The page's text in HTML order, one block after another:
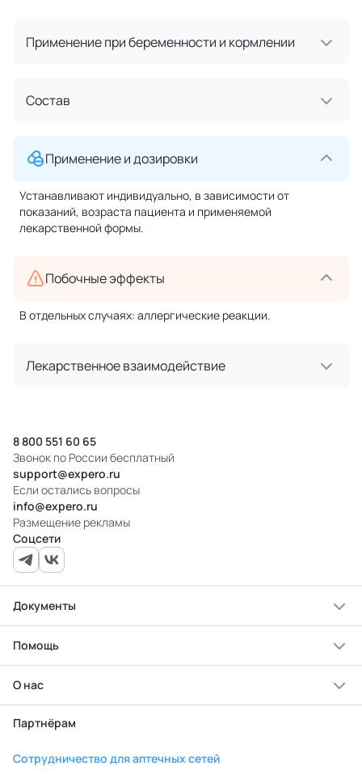
Применение при беременности и кормлении
Состав
Применение и дозировки
Устанавливают индивидуально, в зависимости от
показаний, возраста пациента и применяемой
лекарственной формы.
Побочные эффекты
В отдельных случаях: аллергические реакции.
Лекарственное взаимодействие
8 800 551 60 65
Звонок по России бесплатный
support@expero.ru
Если остались вопросы
info@expero.ru
Размещение рекламы
Соцсети
Документы
Помощь
О нас
Партнёрам
Сотрудничество для аптечных сетей